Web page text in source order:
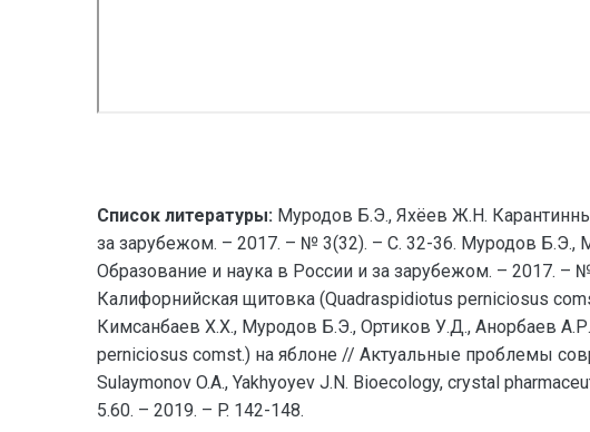
Список литературы: Муродов Б.Э., Яхёев Ж.Н.
за зарубежом. – 2017. – № 3(32). – С. 32-36. Муродов
Образование и наука в России и за зарубежом. – 2017.
Калифорнийская щитовка (Quadraspidiotus perniciosus
Кимсанбаев Х.Х., Муродов Б.Э., Ортиков У.Д., Анорбаев
perniciosus comst.) на яблоне // Актуальные проблемы
Sulaymonov O.A., Yakhyoyev J.N. Bioecology, crystal
5.60. – 2019. – P. 142-148.